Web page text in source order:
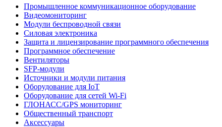
Промышленное коммуникационное оборудование
Видеомониторинг
Модули беспроводной связи
Силовая электроника
Защита и лицензирование программного обеспечения
Программное обеспечение
Вентиляторы
SFP-модули
Источники и модули питания
Оборудование для IoT
Оборудование для сетей Wi-Fi
ГЛОНАСС/GPS мониторинг
Общественный транспорт
Аксессуары